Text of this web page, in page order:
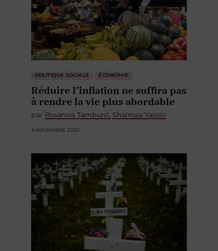
POLITIQUE SOCIALE ÉCONOMIE
Réduire l’inflation ne suffira pas
à rendre la vie plus abordable
par Rosanna Tamburri Shaimaa Yassin
3 NOVEMBRE 2023